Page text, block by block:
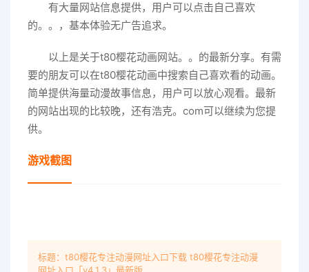
有大量网站信息提供，用户可以点击自己喜欢
的。。，基本体验无广告追求。
以上是关于t80樱花动画网站。。的最新分享。有需
要的朋友可以在t80樱花动画中搜索自己喜欢看的动画。
简单提供海量动漫故事信息，用户可以放心观看。最新
的网站出现的比较晚，还有浩克。com可以继续为您提
供。
游戏截图
标题：t80樱花专注动漫网址入口下载 t80樱花专注动漫